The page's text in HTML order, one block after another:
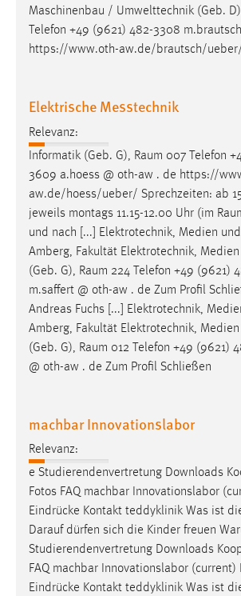
Maschinenbau / Umwelttechnik (Geb.
Telefon +49 (9621) 482-3308
https://www.oth-aw.de/brautsch/
Elektrische Messtechnik
Relevanz:
Informatik (Geb. G), Raum 007 Telefon
3609 a.hoess @ oth-aw . de https://
aw.de/hoess/ueber/ Sprechzeiten: ab
jeweils montags 11.15-12.00 Uhr (im
und nach [...] Elektrotechnik, Medien
Amberg, Fakultät Elektrotechnik,
(Geb. G), Raum 224 Telefon +49 (9621)
m.saffert @ oth-aw . de Zum Profil
Andreas Fuchs [...] Elektrotechnik,
Amberg, Fakultät Elektrotechnik,
(Geb. G), Raum 012 Telefon +49 (9621)
@ oth-aw . de Zum Profil Schließen
machbar Innovationslabor
Relevanz:
e Studierendenvertretung Downloads
Fotos FAQ machbar Innovationslabor
Eindrücke Kontakt teddyklinik Was ist
Darauf dürfen sich die Kinder freuen
Studierendenvertretung Downloads
FAQ machbar Innovationslabor (current)
Eindrücke Kontakt teddyklinik Was ist